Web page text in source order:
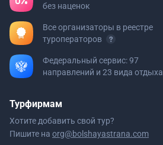
без наценок
Все организаторы в реестре
туроператоров
Федеральный сервис: 97
направлений и 23 вида отдыха
Турфирмам
Хотите добавить свой тур?
Пишите на org@bolshayastrana.com